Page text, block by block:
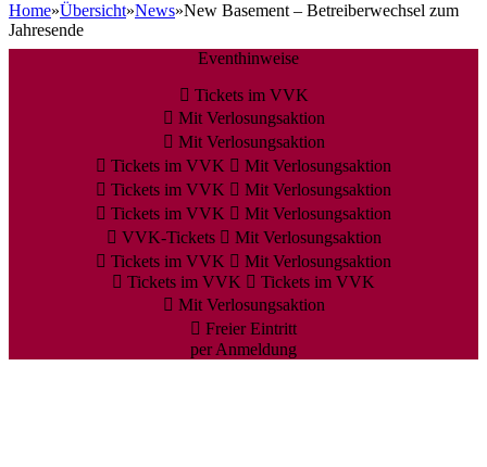
Home»Übersicht»News»New Basement – Betreiberwechsel zum
Jahresende
Eventhinweise
Tickets im VVK
Mit Verlosungsaktion
Mit Verlosungsaktion
Tickets im VVK
Mit Verlosungsaktion
Tickets im VVK
Mit Verlosungsaktion
Tickets im VVK
Mit Verlosungsaktion
VVK-Tickets
Mit Verlosungsaktion
Tickets im VVK
Mit Verlosungsaktion
Tickets im VVK
Tickets im VVK
Mit Verlosungsaktion
Freier Eintritt
per Anmeldung